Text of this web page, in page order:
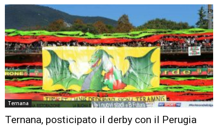
Ternana
Ternana, posticipato il derby con il Perugia